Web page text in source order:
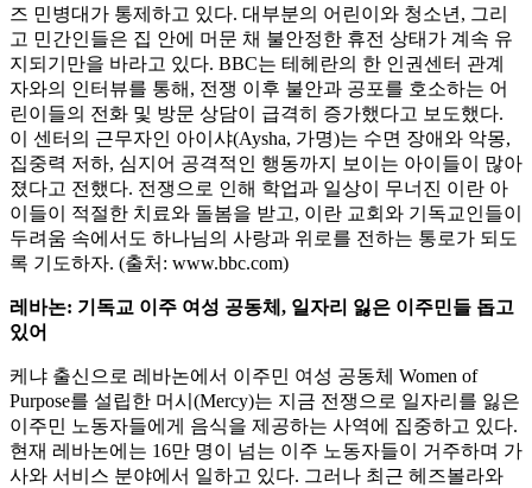
즈 민병대가 통제하고 있다. 대부분의 어린이와 청소년, 그리
고 민간인들은 집 안에 머문 채 불안정한 휴전 상태가 계속 유
지되기만을 바라고 있다. BBC는 테헤란의 한 인권센터 관계
자와의 인터뷰를 통해, 전쟁 이후 불안과 공포를 호소하는 어
린이들의 전화 및 방문 상담이 급격히 증가했다고 보도했다.
이 센터의 근무자인 아이샤(Aysha, 가명)는 수면 장애와 악몽,
집중력 저하, 심지어 공격적인 행동까지 보이는 아이들이 많아
졌다고 전했다. 전쟁으로 인해 학업과 일상이 무너진 이란 아
이들이 적절한 치료와 돌봄을 받고, 이란 교회와 기독교인들이
두려움 속에서도 하나님의 사랑과 위로를 전하는 통로가 되도
록 기도하자. (출처: www.bbc.com)
레바논: 기독교 이주 여성 공동체, 일자리 잃은 이주민들 돕고
있어
케냐 출신으로 레바논에서 이주민 여성 공동체 Women of
Purpose를 설립한 머시(Mercy)는 지금 전쟁으로 일자리를 잃은
이주민 노동자들에게 음식을 제공하는 사역에 집중하고 있다.
현재 레바논에는 16만 명이 넘는 이주 노동자들이 거주하며 가
사와 서비스 분야에서 일하고 있다. 그러나 최근 헤즈볼라와